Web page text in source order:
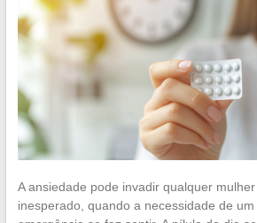
A ansiedade pode invadir qualquer
inesperado, quando a necessidade de